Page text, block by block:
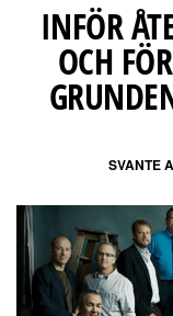
INFÖR
OCH
SVANTE